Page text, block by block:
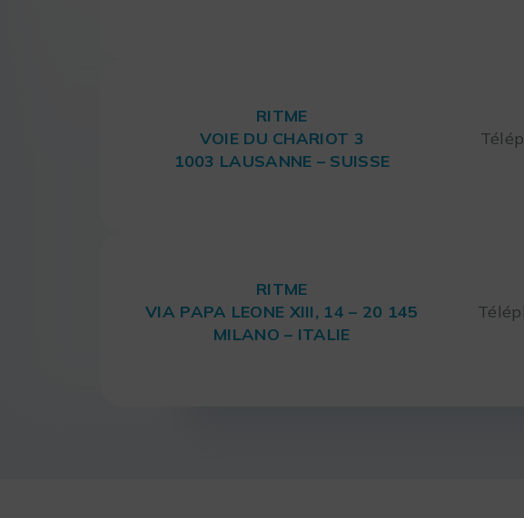
RITME
VOIE DU CHARIOT 3
1003 LAUSANNE – SUISSE
RITME
VIA PAPA LEONE XIII, 14 – 20 145
MILANO – ITALIE